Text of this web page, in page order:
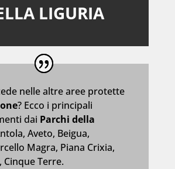
LIGURIA
nelle altre aree protette
? Ecco i principali
dai Parchi della
Aveto, Beigua,
Magra, Piana Crixia,
Terre.